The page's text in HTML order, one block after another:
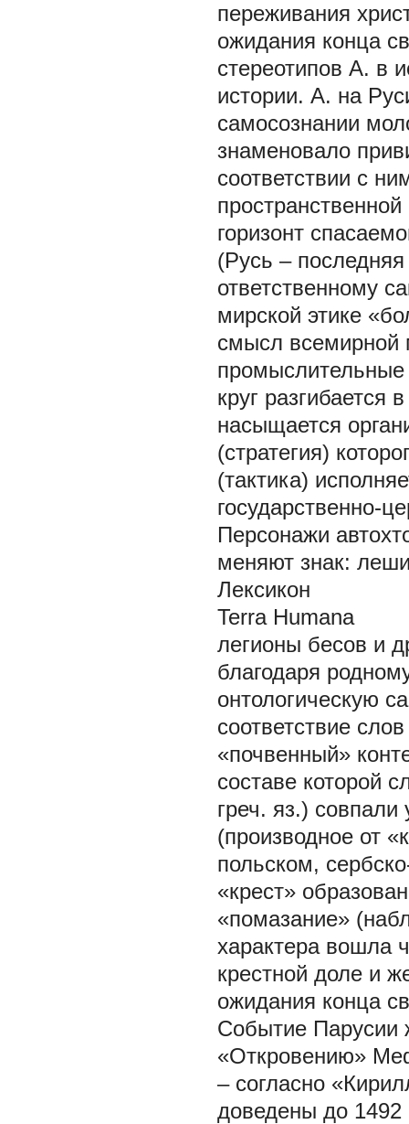
переживания
ожидания конца
стереотипов А. в
истории. А. на
самосознании
знаменовало
соответствии с
горизонт
(Русь –
ответственному
мирской этике
смысл всемирной
круг разгибается
насыщается
(стратегия)
(тактика)
государственно-
Персонажи
меняют знак:
Лексикон
Terra Humana
легионы бесов и
благодаря
онтологическую
соответствие
«почвенный»
составе которой
греч. яз.)
(производное от
польском,
«крест»
«помазание»
характера вошла
крестной доле и
ожидания конца
Событие Парусии
«Откровению»
– согласно
доведены до 1492